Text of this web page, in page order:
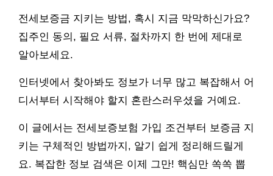
전세보증금 지키는 방법, 혹시 지금 막막하신가요?
집주인 동의, 필요 서류, 절차까지 한 번에 제대로
알아보세요.
인터넷에서 찾아봐도 정보가 너무 많고 복잡해서 어
디서부터 시작해야 할지 혼란스러우셨을 거예요.
이 글에서는 전세보증보험 가입 조건부터 보증금 지
키는 구체적인 방법까지, 알기 쉽게 정리해드릴게
요. 복잡한 정보 검색은 이제 그만! 핵심만 쏙쏙 뽑